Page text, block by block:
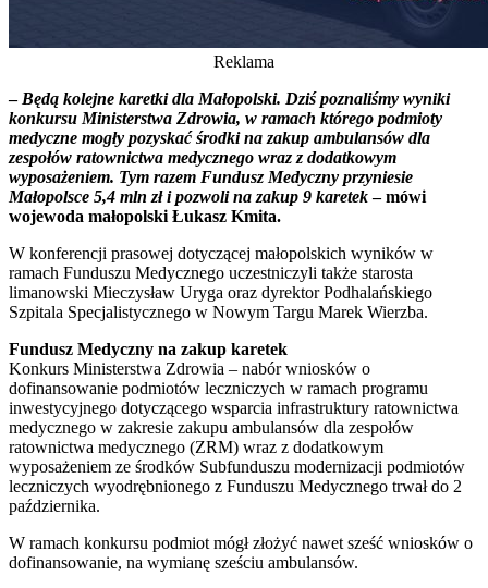
Reklama
– Będą kolejne karetki dla Małopolski. Dziś poznaliśmy wyniki
konkursu Ministerstwa Zdrowia, w ramach którego podmioty
medyczne mogły pozyskać środki na zakup ambulansów dla
zespołów ratownictwa medycznego wraz z dodatkowym
wyposażeniem. Tym razem Fundusz Medyczny przyniesie
Małopolsce 5,4 mln zł i pozwoli na zakup 9 karetek– mówi
wojewoda małopolski Łukasz Kmita.
W konferencji prasowej dotyczącej małopolskich wyników w
ramach Funduszu Medycznego uczestniczyli także starosta
limanowski Mieczysław Uryga oraz dyrektor Podhalańskiego
Szpitala Specjalistycznego w Nowym Targu Marek Wierzba.
Fundusz Medyczny na zakup karetek
Konkurs Ministerstwa Zdrowia – nabór wniosków o
dofinansowanie podmiotów leczniczych w ramach programu
inwestycyjnego dotyczącego wsparcia infrastruktury ratownictwa
medycznego w zakresie zakupu ambulansów dla zespołów
ratownictwa medycznego (ZRM) wraz z dodatkowym
wyposażeniem ze środków Subfunduszu modernizacji podmiotów
leczniczych wyodrębnionego z Funduszu Medycznego trwał do 2
października.
W ramach konkursu podmiot mógł złożyć nawet sześć wniosków o
dofinansowanie, na wymianę sześciu ambulansów.